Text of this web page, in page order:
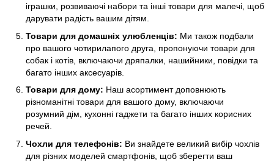
іграшки, розвиваючі набори та інші товари для малечі, щоб
дарувати радість вашим дітям.
Товари для домашніх улюбленців: Ми також подбали
про вашого чотирилапого друга, пропонуючи товари для
собак і котів, включаючи дряпалки, нашийники, повідки та
багато інших аксесуарів.
Товари для дому: Наш асортимент доповнюють
різноманітні товари для вашого дому, включаючи
розумний дім, кухонні гаджети та багато інших корисних
речей.
Чохли для телефонів: Ви знайдете великий вибір чохлів
для різних моделей смартфонів, щоб зберегти ваш